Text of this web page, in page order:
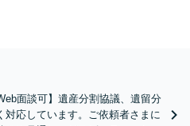
面談可】遺産分割協議、遺留分
応しています。ご依頼者さまに